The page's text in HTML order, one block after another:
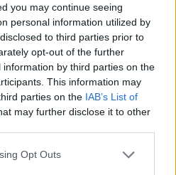
you may continue seeing
personal information utilized by
to third parties prior to
opt-out of the further
by third parties on the
This information may
parties on the IAB’s List of
may further disclose it to other
Opt Outs
nog. Heb het lang
met veel fietsen is
en heb ik geen last meer
dit had ik wel met Flixotide.
Flixotide, gewoon een try-
Werkt het niet dan keer ik
naar Seretide omdat i[lees
0 reacties